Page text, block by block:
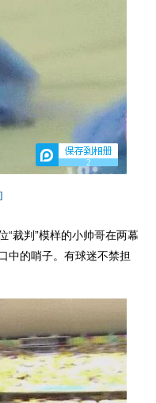
2
裁判”模样的小帅哥在两幕
中的哨子。有球迷不禁担